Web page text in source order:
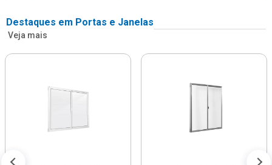
Destaques em Portas e Janelas
Veja mais